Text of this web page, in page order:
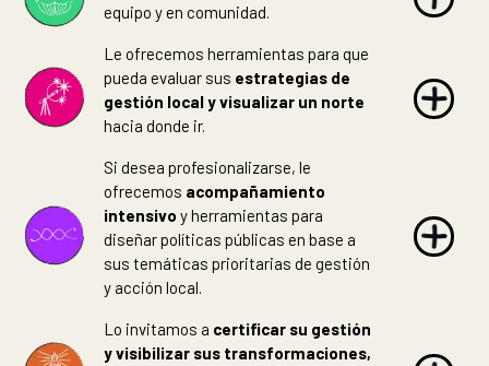
equipo y en comunidad.
Le ofrecemos herramientas para que
pueda evaluar sus estrategias de
gestión local y visualizar un norte
hacia donde ir.
Si desea profesionalizarse, le
ofrecemos acompañamiento
intensivo y herramientas para
diseñar políticas públicas en base a
sus temáticas prioritarias de gestión
y acción local.
Lo invitamos a certificar su gestión
y visibilizar sus transformaciones,